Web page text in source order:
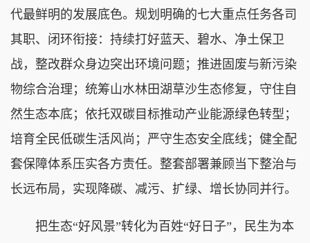
代最鲜明的发展底色。规划明确的七大重点任务各司
其职、闭环衔接：持续打好蓝天、碧水、净土保卫
战，整改群众身边突出环境问题；推进固废与新污染
物综合治理；统筹山水林田湖草沙生态修复，守住自
然生态本底；依托双碳目标推动产业能源绿色转型；
培育全民低碳生活风尚；严守生态安全底线；健全配
套保障体系压实各方责任。整套部署兼顾当下整治与
长远布局，实现降碳、减污、扩绿、增长协同并行。
把生态“好风景”转化为百姓“好日子”，民生为本